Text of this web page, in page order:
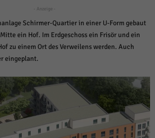
- Anzeige -
Schirmer-Quartier in einer U-Form gebaut
ein Hof. Im Erdgeschoss ein Frisör und ein
zu einem Ort des Verweilens werden. Auch
eingeplant.